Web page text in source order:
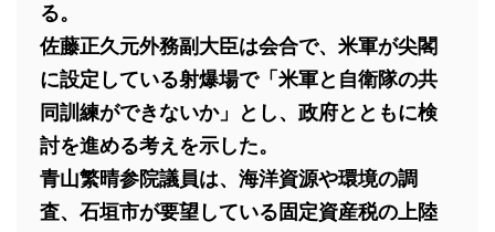
る。
佐藤正久元外務副大臣は会合で、米軍が尖閣
に設定している射爆場で「米軍と自衛隊の共
同訓練ができないか」とし、政府とともに検
討を進める考えを示した。
青山繁晴参院議員は、海洋資源や環境の調
査、石垣市が要望している固定資産税の上陸